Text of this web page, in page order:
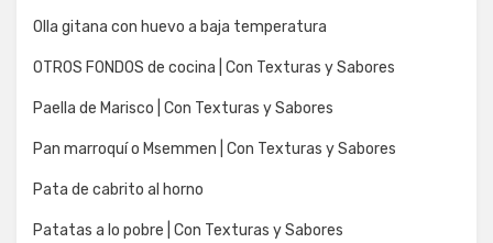
Olla gitana con huevo a baja temperatura
OTROS FONDOS de cocina | Con Texturas y Sabores
Paella de Marisco | Con Texturas y Sabores
Pan marroquí o Msemmen | Con Texturas y Sabores
Pata de cabrito al horno
Patatas a lo pobre | Con Texturas y Sabores